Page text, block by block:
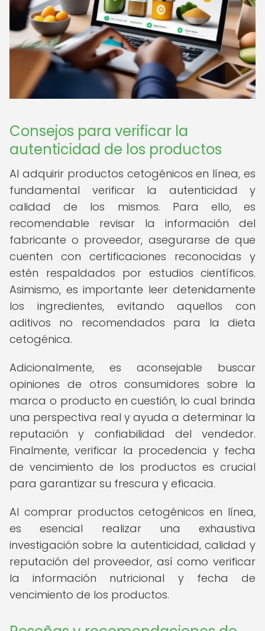
Consejos para verificar la
autenticidad de los productos
Al adquirir productos cetogénicos en línea, es
fundamental verificar la autenticidad y
calidad de los mismos. Para ello, es
recomendable revisar la información del
fabricante o proveedor, asegurarse de que
cuenten con certificaciones reconocidas y
estén respaldados por estudios científicos.
Asimismo, es importante leer detenidamente
los ingredientes, evitando aquellos con
aditivos no recomendados para la dieta
cetogénica.
Adicionalmente, es aconsejable buscar
opiniones de otros consumidores sobre la
marca o producto en cuestión, lo cual brinda
una perspectiva real y ayuda a determinar la
reputación y confiabilidad del vendedor.
Finalmente, verificar la procedencia y fecha
de vencimiento de los productos es crucial
para garantizar su frescura y eficacia.
Al comprar productos cetogénicos en línea,
es esencial realizar una exhaustiva
investigación sobre la autenticidad, calidad y
reputación del proveedor, así como verificar
la información nutricional y fecha de
vencimiento de los productos.